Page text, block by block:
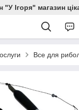
"У Ігоря" магазин
Все для